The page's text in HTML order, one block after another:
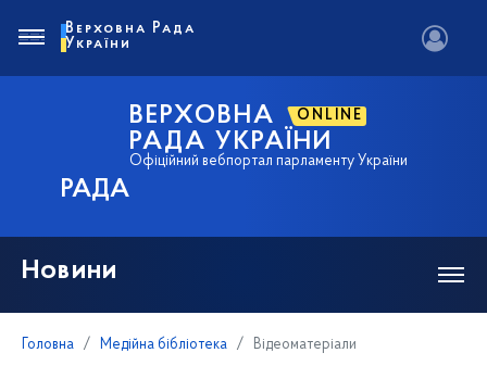
РАДА
ВЕРХОВНА ONLINE
РАДА УКРАЇНИ
Офіційний вебпортал парламенту України
Верховна Рада
України
Новини
Головна Медійна бібліотека Відеоматеріали